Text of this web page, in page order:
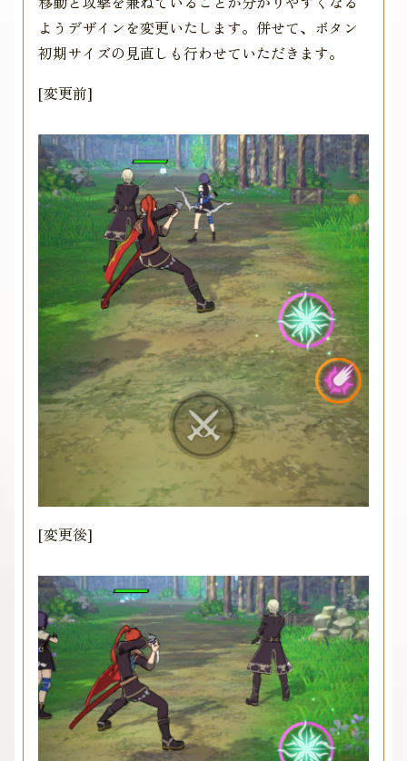
ようデザインを変更いたします。併せて、ボタン
初期サイズの見直しも行わせていただきます。
[変更前]
[変更後]